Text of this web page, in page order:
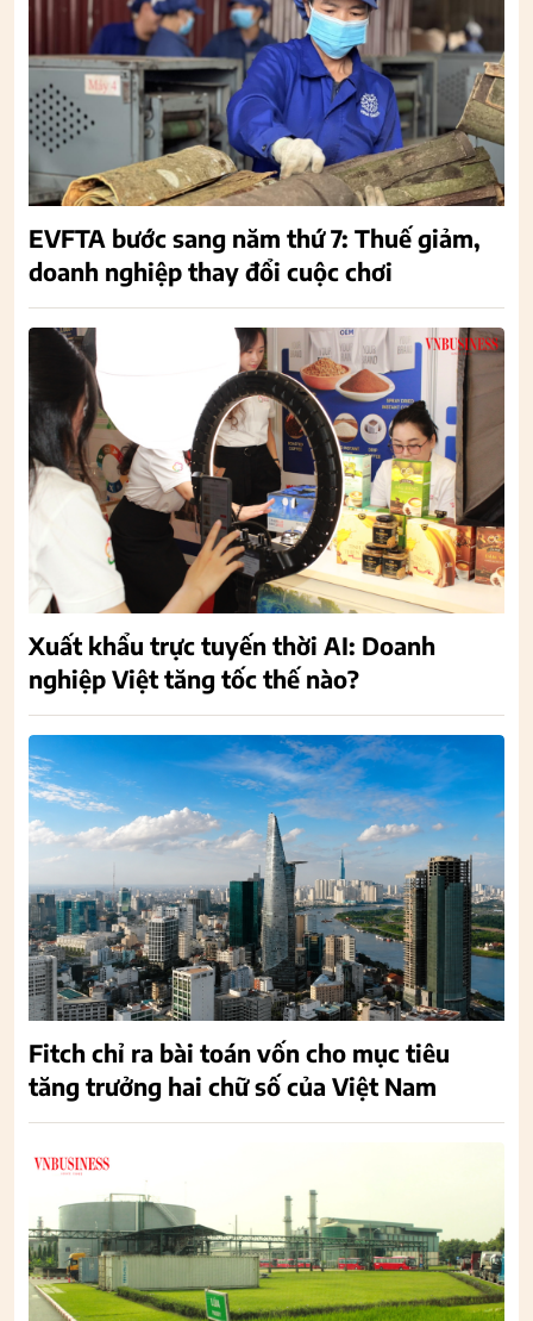
EVFTA bước sang năm thứ 7: Thuế giảm,
doanh nghiệp thay đổi cuộc chơi
Xuất khẩu trực tuyến thời AI: Doanh
nghiệp Việt tăng tốc thế nào?
Fitch chỉ ra bài toán vốn cho mục tiêu
tăng trưởng hai chữ số của Việt Nam